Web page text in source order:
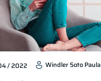
/ 2022 Windler Soto Paula